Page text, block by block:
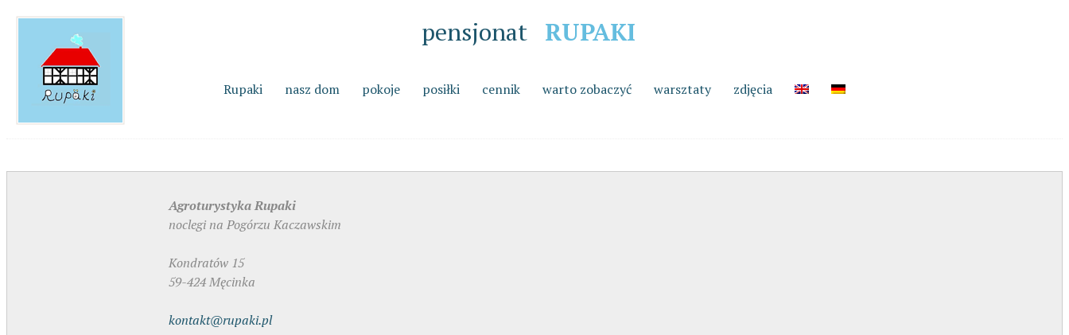
pensjonat RUPAKI
Rupaki nasz dom pokoje posiłki cennik warto zobaczyć warsztaty zdjęcia
Agroturystyka Rupaki
noclegi na Pogórzu Kaczawskim
Kondratów 15
59-424 Męcinka
kontakt@rupaki.pl